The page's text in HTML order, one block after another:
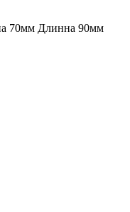
70мм Длинна 90мм